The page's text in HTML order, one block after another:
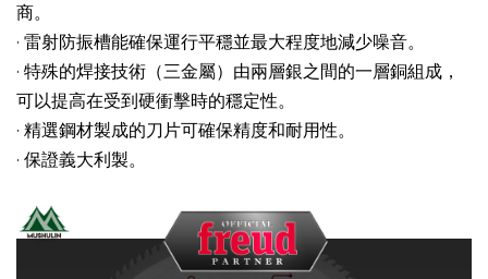
商。
· 雷射防振槽能確保運行平穩並最大程度地減少噪音。
· 特殊的焊接技術（三金屬）由兩層銀之間的一層銅組成，
可以提高在受到硬衝擊時的穩定性。
· 精選鋼材製成的刀片可確保精度和耐用性。
· 保證義大利製。